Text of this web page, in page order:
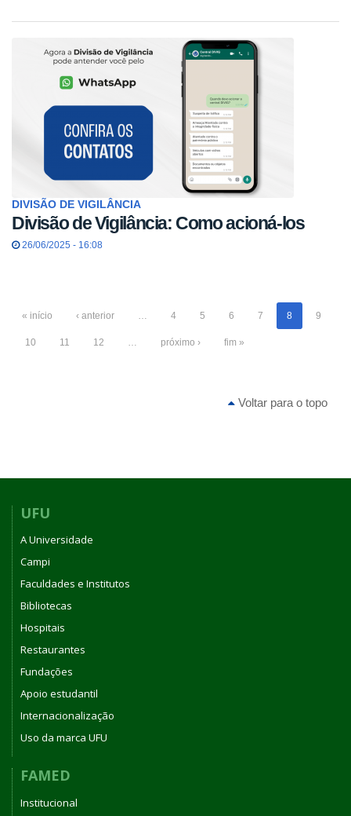
DIVISÃO DE VIGILÂNCIA
Divisão de Vigilância: Como acioná-los
26/06/2025 - 16:08
« início ‹ anterior … 4 5 6 7 8 9
10 11 12 … próximo › fim »
Voltar para o topo
UFU
A Universidade
Campi
Faculdades e Institutos
Bibliotecas
Hospitais
Restaurantes
Fundações
Apoio estudantil
Internacionalização
Uso da marca UFU
FAMED
Institucional